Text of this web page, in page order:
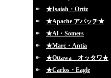
★Isaiah・Ortiz
★Apache アパッチ★
★Al・Somers
★Marc・Antia
★Ottawa オッタワ★
★Carlos・Eagle